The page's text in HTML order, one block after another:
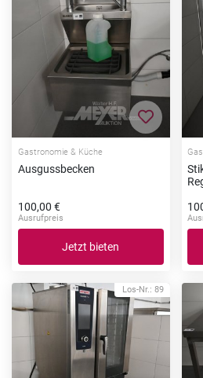
Zur
Gastronomie & Küche
Ausgussbecken
100,00 €
Ausrufpreis
Jetzt bieten
Los-Nr.: 89